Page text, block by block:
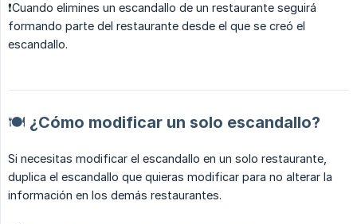
❗️Cuando elimines un escandallo de un restaurante seguirá
formando parte del restaurante desde el que se creó el
escandallo.
🍽️ ¿Cómo modificar un solo escandallo?
Si necesitas modificar el escandallo en un solo restaurante,
duplica el escandallo que quieras modificar para no alterar la
información en los demás restaurantes.